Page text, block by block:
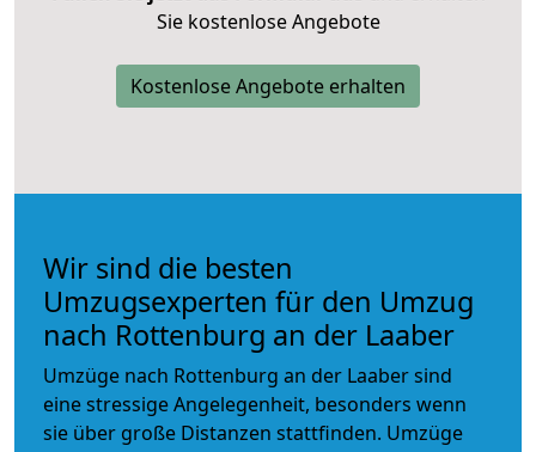
Sie kostenlose Angebote
Kostenlose Angebote erhalten
Wir sind die besten
Umzugsexperten für den Umzug
nach Rottenburg an der Laaber
Umzüge nach Rottenburg an der Laaber sind
eine stressige Angelegenheit, besonders wenn
sie über große Distanzen stattfinden. Umzüge